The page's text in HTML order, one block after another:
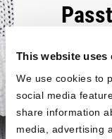
This website uses
We use cookies to
social media
share information
media, advertising
Matratzengrößen
kürzere
Größe 90 × 190
wenn dein